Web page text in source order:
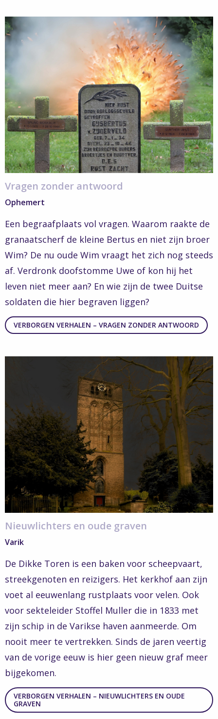
Vragen zonder antwoord
Ophemert
Een begraafplaats vol vragen. Waarom raakte de
granaatscherf de kleine Bertus en niet zijn broer
Wim? De nu oude Wim vraagt het zich nog steeds
af. Verdronk doofstomme Uwe of kon hij het
leven niet meer aan? En wie zijn de twee Duitse
soldaten die hier begraven liggen?
VERBORGEN VERHALEN – VRAGEN ZONDER ANTWOORD
Read
more
about
verhalen
–
Vragen
zonder
antwoord
Nieuwlichters en oude graven
Varik
De Dikke Toren is een baken voor scheepvaart,
streekgenoten en reizigers. Het kerkhof aan zijn
voet al eeuwenlang rustplaats voor velen. Ook
voor sekteleider Stoffel Muller die in 1833 met
zijn schip in de Varikse haven aanmeerde. Om
nooit meer te vertrekken. Sinds de jaren veertig
van de vorige eeuw is hier geen nieuw graf meer
bijgekomen.
VERBORGEN VERHALEN – NIEUWLICHTERS EN OUDE
GRAVEN
verhalen
–
Nieuwlichters
en
oude
graven